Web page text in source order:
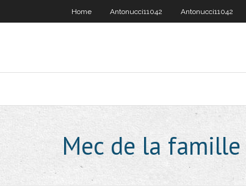
Home Antonucci11042 Antonucci11042
Mec de la